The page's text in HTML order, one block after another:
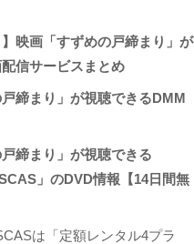
】映画「すずめの戸締まり」が
信サービスまとめ
締まり」が視聴できるDMM
締まり」が視聴できる
」のDVD情報【14日間無
は「定額レンタル4プラ